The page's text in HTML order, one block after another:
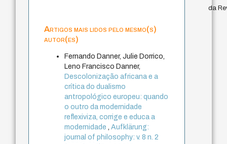
da
Artigos mais lidos pelo mesmo(s)
autor(es)
Fernando Danner, Julie Dorrico,
Leno Francisco Danner,
Descolonização africana e a
crítica do dualismo
antropológico europeu: quando
o outro da modernidade
reflexiviza, corrige e educa a
modernidade
,Aufklärung:
journal of philosophy: v. 8 n. 2